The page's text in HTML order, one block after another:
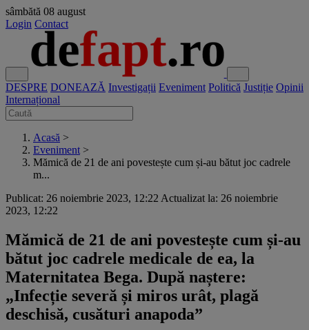
sâmbătă 08 august
Login Contact
DESPRE DONEAZĂ Investigații Eveniment Politică Justiție Opinii
Internațional
Acasă >
Eveniment >
Mămică de 21 de ani povestește cum și-au bătut joc cadrele
m...
Publicat: 26 noiembrie 2023, 12:22 Actualizat la: 26 noiembrie
2023, 12:22
Mămică de 21 de ani povestește cum și-au
bătut joc cadrele medicale de ea, la
Maternitatea Bega. După naștere:
„Infecție severă și miros urât, plagă
deschisă, cusături anapoda”